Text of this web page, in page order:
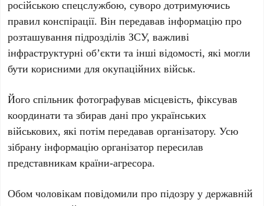
російською спецслужбою, суворо дотримуючись
правил конспірації. Він передавав інформацію про
розташування підрозділівЗСУ, важливі
інфраструктурні об’єкти та інші відомості, які могли
бути корисними для окупаційних військ.
Його спільник фотографував місцевість, фіксував
координати та збирав дані про українських
військових, які потім передавав організатору. Усю
зібрану інформацію організатор пересилав
представникам країни-агресора.
Обом чоловікам повідомили про підозру удержавній